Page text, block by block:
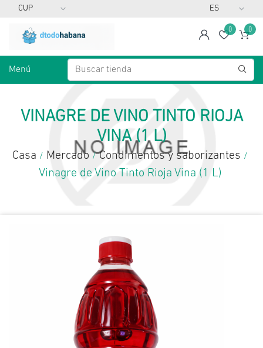
spanLista
0 0
Menú
VINAGRE DE VINO TINTO RIOJA
VINA (1 L)
Casa / Mercado / Condimentos y saborizantes /
Vinagre de Vino Tinto Rioja Vina (1 L)